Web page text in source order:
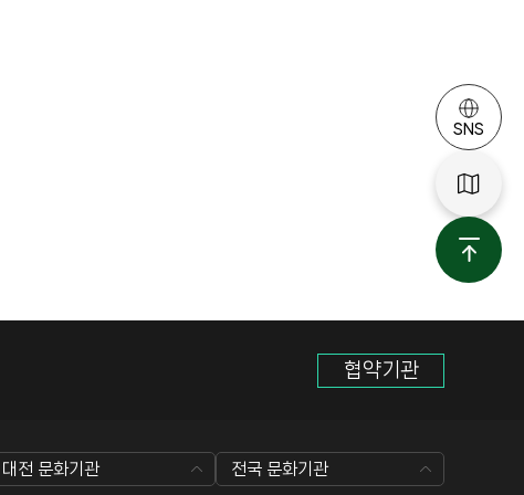
SNS
협약기관
대전 문화기관 전국 문화기관